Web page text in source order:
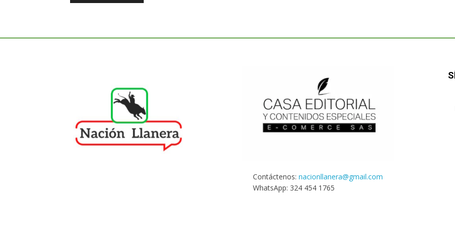
Contáctenos: nacionllanera@gmail.com
WhatsApp: 324 454 1765